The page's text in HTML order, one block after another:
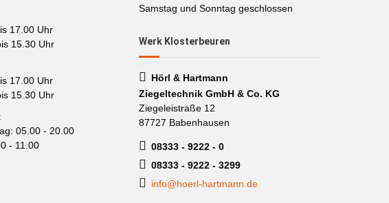
17.00 Uhr
15.30 Uhr
17.00 Uhr
15.30 Uhr
05.00 - 20.00
- 11.00
Samstag und Sonntag geschlossen
Werk Klosterbeuren
Hörl & Hartmann
Ziegeltechnik GmbH & Co. KG
Ziegeleistraße 12
87727 Babenhausen
08333 - 9222 - 0
08333 - 9222 - 3299
info@hoerl-hartmann.de